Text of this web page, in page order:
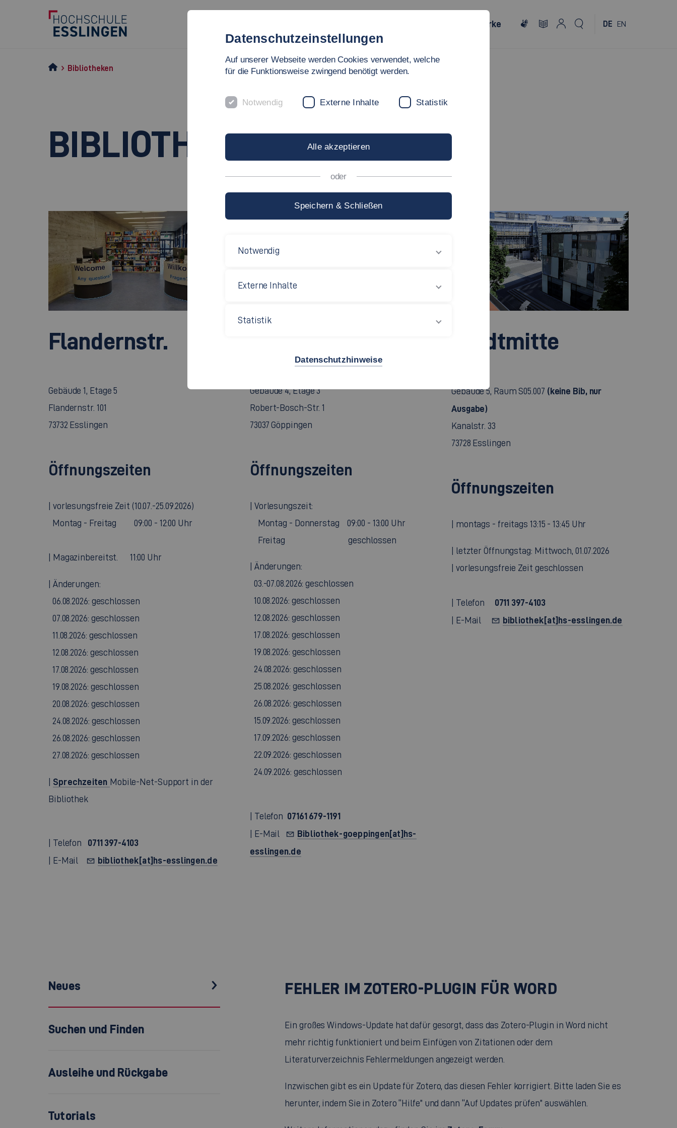
Netzwerke DE EN
Bibliotheken
BIBLIOTHEKEN
Flandernstr.
Gebäude 1, Etage 5
Flandernstr. 101
73732 Esslingen
Öffnungszeiten
| vorlesungsfreie Zeit (10.07.-25.09.2026)
Montag - Freitag 09:00 - 12:00 Uhr
| Magazinbereitst. 11:00 Uhr
| Änderungen:
06.08.2026: geschlossen
07.08.2026: geschlossen
11.08.2026: geschlossen
12.08.2026: geschlossen
17.08.2026: geschlossen
19.08.2026: geschlossen
20.08.2026: geschlossen
24.08.2026: geschlossen
26.08.2026: geschlossen
27.08.2026: geschlossen
Sprechzeiten Mobile-Net-Support in der
Bibliothek
| Telefon 0711 397-4103
| E-Mail bibliothek[at]hs-esslingen.de
Gebäude 4, Etage 3
Robert-Bosch-Str. 1
73037 Göppingen
Öffnungszeiten
| Vorlesungszeit:
Montag - Donnerstag 09:00 - 13:00 Uhr
Freitag geschlossen
| Änderungen:
03.-07.08.2026: geschlossen
10.08.2026: geschlossen
12.08.2026: geschlossen
17.08.2026: geschlossen
19.08.2026: geschlossen
24.08.2026: geschlossen
25.08.2026: geschlossen
26.08.2026: geschlossen
15.09.2026: geschlossen
17.09.2026: geschlossen
22.09.2026: geschlossen
24.09.2026: geschlossen
| Telefon 07161 679-1191
| E-Mail
Bibliothek-goeppingen[at]hs-
esslingen.de
Stadtmitte
Gebäude 5, Raum S05.007 (keine Bib, nur
Ausgabe)
Kanalstr. 33
73728 Esslingen
Öffnungszeiten
| montags - freitags 13:15 - 13:45 Uhr
| letzter Öffnungstag: Mittwoch, 01.07.2026
| vorlesungsfreie Zeit geschlossen
| Telefon 0711 397-4103
| E-Mail bibliothek[at]hs-esslingen.de
Neues
Suchen und Finden
Ausleihe und Rückgabe
Tutorials
FEHLER IM ZOTERO-PLUGIN FÜR WORD
Ein großes Windows-Update hat dafür gesorgt, dass das Zotero-Plugin in Word nicht
mehr richtig funktioniert und beim Einfügen von Zitationen oder dem
Literaturverzeichnis Fehlermeldungen angezeigt werden.
Inzwischen gibt es ein Update für Zotero, das diesen Fehler korrigiert. Bitte laden Sie es
herunter, indem Sie in Zotero “Hilfe” und dann “Auf Updates prüfen” auswählen.
Datenschutzeinstellungen
Auf unserer Webseite werden Cookies verwendet, welche
für die Funktionsweise zwingend benötigt werden.
Notwendig Externe Inhalte Statistik
Alle akzeptieren
oder
Speichern & Schließen
Notwendig
Externe Inhalte
Statistik
Datenschutzhinweise